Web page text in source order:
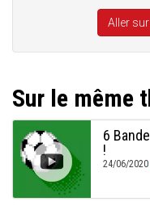
Aller
Sur le même
6
!
24/06/2020